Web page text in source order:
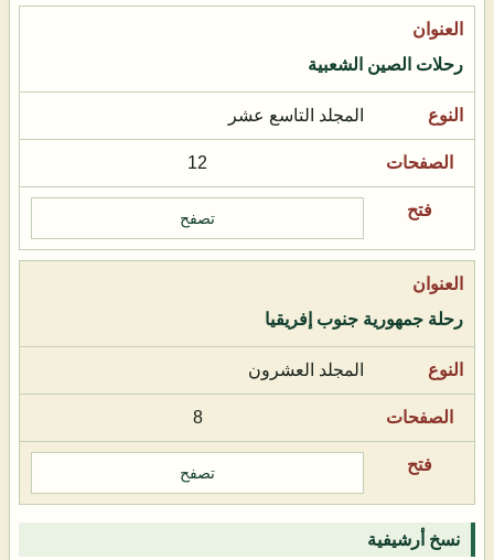
رحلات الصين الشعبية
المجلد التاسع عشر
12
تصفح
رحلة جمهورية جنوب إفريقيا
المجلد العشرون
8
تصفح
نسخ أرشيفية